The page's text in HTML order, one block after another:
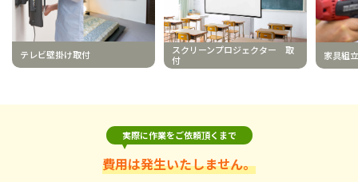
テレビ壁掛け取付
スクリーンプロジェクター 取
付
家具組立
実際に作業をご依頼頂くまで
費用は発生いたしません。